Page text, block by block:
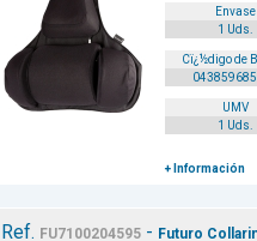
Envase
1 Uds.
Cï¿½digo de
UMV
1 Uds.
+ Información
Ref. FU7100204595- Futuro